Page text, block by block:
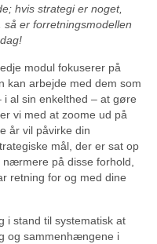
hvis strategi er noget,
er forretningsmodellen
modul fokuserer på
kan arbejde med dem som
al sin enkelthed – at gøre
vi med at zoome ud på
år vil påvirke din
mål, der er sat op
på disse forhold,
retning for og med dine
i stand til systematisk at
og sammenhængene i